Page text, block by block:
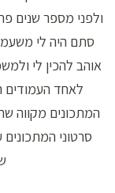
ולפני מספר שנים
סתם היה לי
אוהב להכין לי
לאחד העמודים
המתכונים מקווה
סרטוני המתכונים